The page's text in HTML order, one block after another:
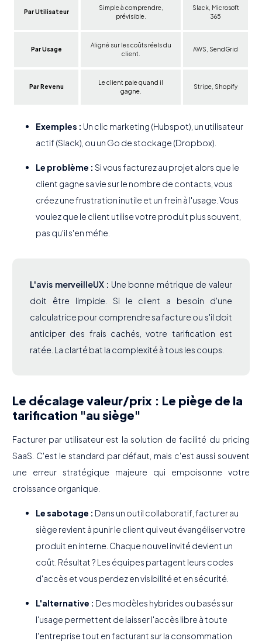
Par Utilisateur
Simple à comprendre,
prévisible.
Slack, Microsoft
365
Par Usage
Aligné sur les coûts réels du
client.
AWS, SendGrid
Par Revenu
Le client paie quand il
gagne.
Stripe, Shopify
Exemples : Un clic marketing (Hubspot), un utilisateur
actif (Slack), ou un Go de stockage (Dropbox).
Le problème : Si vous facturez au projet alors que le
client gagne sa vie sur le nombre de contacts, vous
créez une frustration inutile et un frein à l'usage. Vous
voulez que le client utilise votre produit plus souvent,
pas qu'il s'en méfie.
L'avis merveilleUX : Une bonne métrique de valeur
doit être limpide. Si le client a besoin d'une
calculatrice pour comprendre sa facture ou s'il doit
anticiper des frais cachés, votre tarification est
ratée. La clarté bat la complexité à tous les coups.
Le décalage valeur/prix : Le piège de la
tarification "au siège"
Facturer par utilisateur est la solution de facilité du pricing
SaaS. C'est le standard par défaut, mais c'est aussi souvent
une erreur stratégique majeure qui empoisonne votre
croissance organique.
Le sabotage : Dans un outil collaboratif, facturer au
siège revient à punir le client qui veut évangéliser votre
produit en interne. Chaque nouvel invité devient un
coût. Résultat ? Les équipes partagent leurs codes
d'accès et vous perdez en visibilité et en sécurité.
L'alternative : Des modèles hybrides ou basés sur
l'usage permettent de laisser l'accès libre à toute
l'entreprise tout en facturant sur la consommation